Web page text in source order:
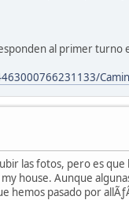
al primer turno en
las fotos, pero es
my house. Aunque
hemos pasado por